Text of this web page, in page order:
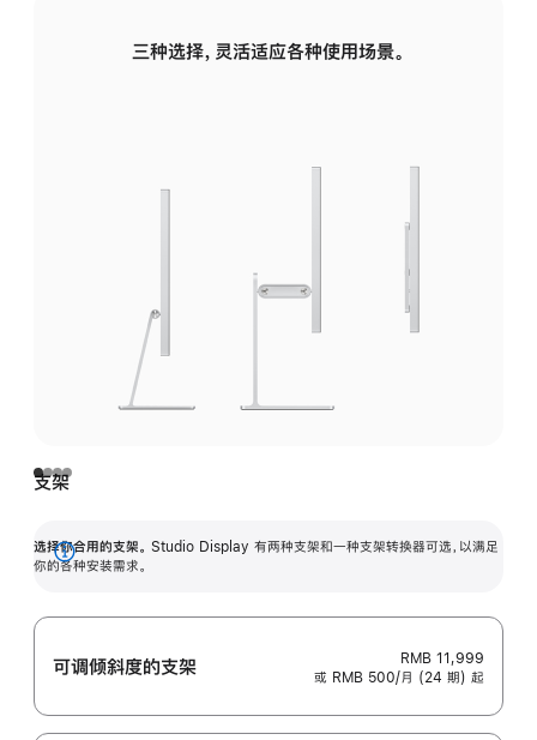
三种选择，灵活适应各种使用场景。
支架
选择你合用的支架。 Studio Display 有两种支架和一种支架转换器可选，以满足
你的各种安装需求。
展
可调倾斜度的支架
RMB 11,999
或 RMB 500/月 (24 期) 起